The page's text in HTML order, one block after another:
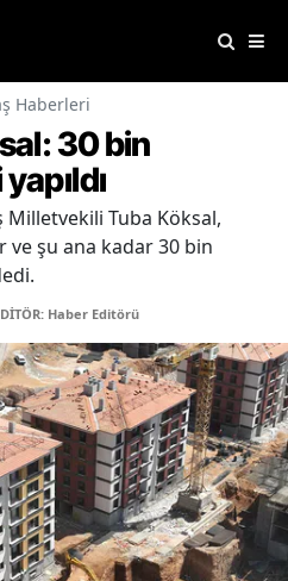
Haberleri
30 bin
Tuba Köksal,
ve şu ana kadar 30 bin
Haber Editörü